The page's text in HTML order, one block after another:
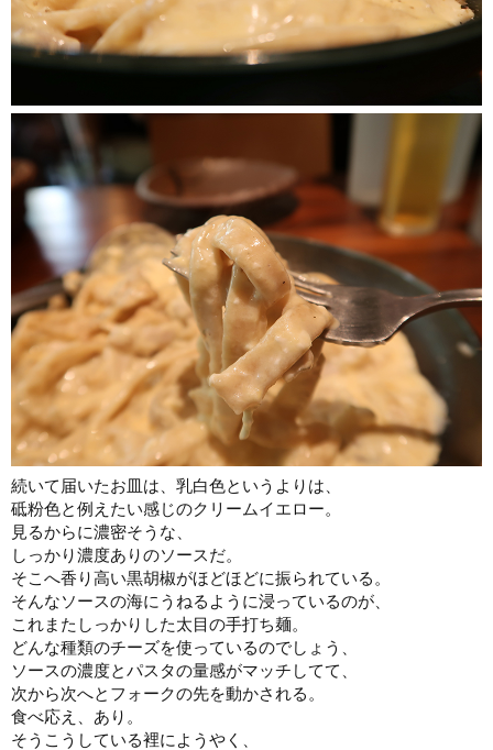
続いて届いたお皿は、乳白色というよりは、
砥粉色と例えたい感じのクリームイエロー。
見るからに濃密そうな、
しっかり濃度ありのソースだ。
そこへ香り高い黒胡椒がほどほどに振られている。
そんなソースの海にうねるように浸っているのが、
これまたしっかりした太目の手打ち麺。
どんな種類のチーズを使っているのでしょう、
ソースの濃度とパスタの量感がマッチしてて、
次から次へとフォークの先を動かされる。
食べ応え、あり。
そうこうしている裡にようやく、